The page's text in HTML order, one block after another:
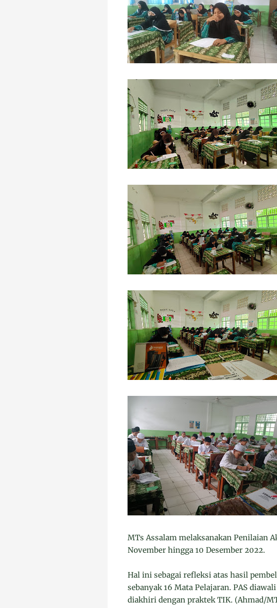
MTs Assalam melaksanakan Penilaian
November hingga 10 Desember 2022.
Hal ini sebagai refleksi atas hasil
sebanyak 16 Mata Pelajaran. PAS
diakhiri dengan praktek TIK. (Ahmad/